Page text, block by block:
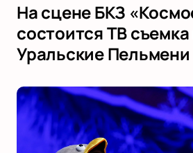
На сцене БКЗ
состоится ТВ
Уральские Пельмени